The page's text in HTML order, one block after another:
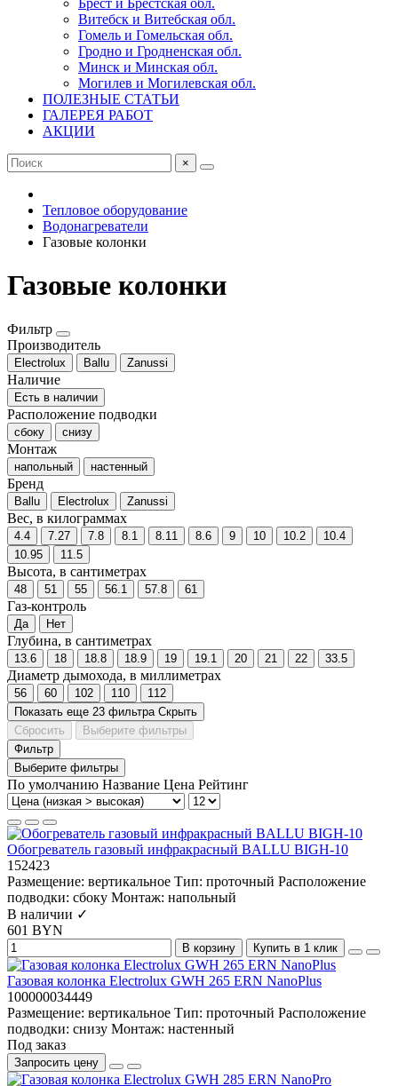
Брест и Брестская обл.
Витебск и Витебская обл.
Гомель и Гомельская обл.
Гродно и Гродненская обл.
Минск и Минская обл.
Могилев и Могилевская обл.
ПОЛЕЗНЫЕ СТАТЬИ
ГАЛЕРЕЯ РАБОТ
АКЦИИ
×
Тепловое оборудование
Водонагреватели
Газовые колонки
Газовые колонки
Фильтр
Производитель
Electrolux Ballu Zanussi
Наличие
Есть в наличии
Расположение подводки
сбоку снизу
Монтаж
напольный настенный
Бренд
Ballu Electrolux Zanussi
Вес, в килограммах
4.4 7.27 7.8 8.1 8.11 8.6 9 10 10.2
10.4
10.95
11.5
Высота, в сантиметрах
48 51 55 56.1 57.8 61
Газ-контроль
Да Нет
Глубина, в сантиметрах
13.6 18 18.8 18.9 19 19.1 20 21 22 33.5
Диаметр дымохода, в миллиметрах
56 60 102 110
112
Показать еще 23 фильтра Скрыть
Сбросить
Выберите фильтры
Фильтр
Выберите фильтры
По умолчанию Название Цена Рейтинг
Обогреватель газовый инфракрасный BALLU BIGH-10
152423
Размещение: вертикальное Тип: проточный Расположение
подводки: сбоку Монтаж: напольный
В наличии ✓
601 BYN
В корзину Купить в 1 клик
Газовая колонка Electrolux GWH 265 ERN NanoPlus
100000034449
Размещение: вертикальное Тип: проточный Расположение
подводки: снизу Монтаж: настенный
Под заказ
Запросить цену